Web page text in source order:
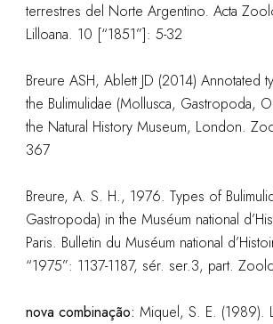
terrestres del Norte Argentino. Acta
Lilloana. 10 [“1851”]: 5-32
Breure ASH, Ablett JD (2014) Annotated
the Bulimulidae (Mollusca, Gastropoda,
the Natural History Museum, London.
367
Breure, A. S. H., 1976. Types of
Gastropoda) in the Muséum national
Paris. Bulletin du Muséum national
“1975”: 1137-1187, sér. ser.3, part.
nova combinação: Miquel, S. E. (1989).